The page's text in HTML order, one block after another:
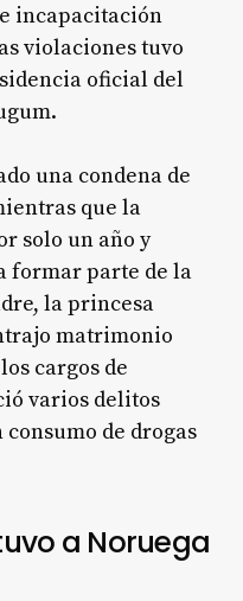
incapacitación
violaciones tuvo
oficial del
una condena de
que la
solo un año y
formar parte de la
la princesa
matrimonio
cargos de
varios delitos
de drogas
a Noruega